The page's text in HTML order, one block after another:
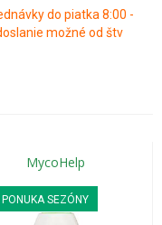
do piatka 8:00 -
možné od štv
MycoHelp
SEZÓNY